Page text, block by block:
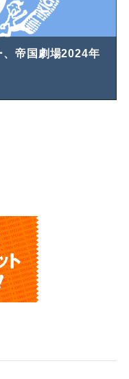
、帝国劇場2024年